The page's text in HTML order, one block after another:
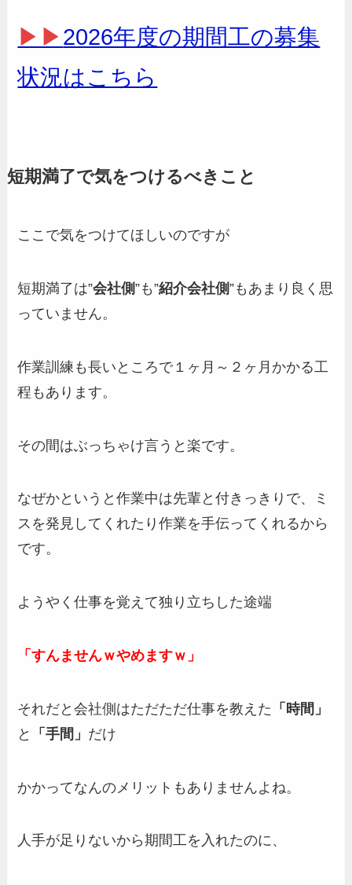
▶▶2026年度の期間工の募集
状況はこちら
短期満了で気をつけるべきこと
ここで気をつけてほしいのですが
短期満了は”会社側”も”紹介会社側”もあまり良く思
っていません。
作業訓練も長いところで１ヶ月～２ヶ月かかる工
程もあります。
その間はぶっちゃけ言うと楽です。
なぜかというと作業中は先輩と付きっきりで、ミ
スを発見してくれたり作業を手伝ってくれるから
です。
ようやく仕事を覚えて独り立ちした途端
「すんませんｗやめますｗ」
それだと会社側はただただ仕事を教えた 「時間」
と
「手間」 だけ
かかってなんのメリットもありませんよね。
人手が足りないから期間工を入れたのに、